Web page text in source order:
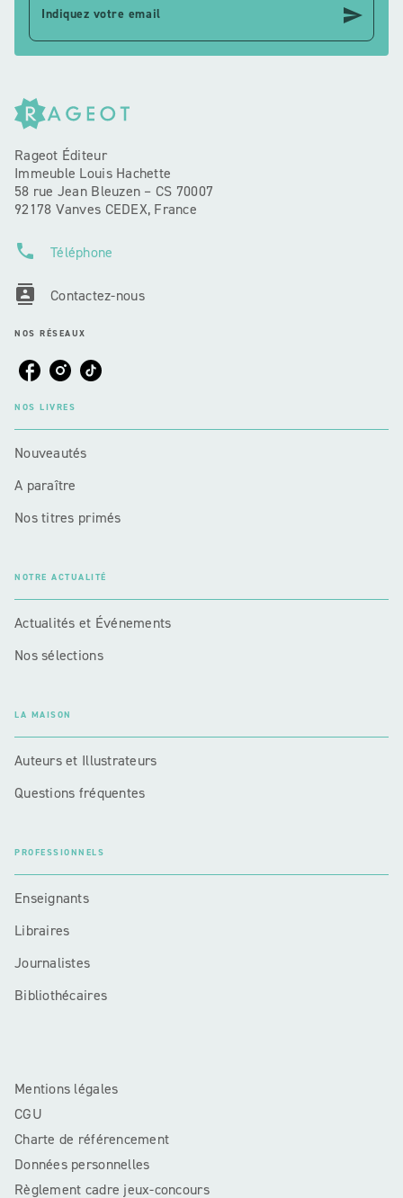
Indiquez votre email send
Rageot Éditeur
Immeuble Louis Hachette
58 rue Jean Bleuzen – CS 70007
92178 Vanves CEDEX, France
phone Téléphone
contacts Contactez-nous
NOS RÉSEAUX
NOS LIVRES
Nouveautés
A paraître
Nos titres primés
NOTRE ACTUALITÉ
Actualités et Événements
Nos sélections
LA MAISON
Auteurs et Illustrateurs
Questions fréquentes
PROFESSIONNELS
Enseignants
Libraires
Journalistes
Bibliothécaires
Mentions légales
CGU
Charte de référencement
Données personnelles
Règlement cadre jeux-concours